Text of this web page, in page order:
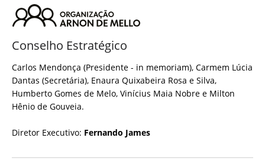
Conselho Estratégico
Carlos Mendonça (Presidente - in memoriam), Carmem Lúcia
Dantas (Secretária), Enaura Quixabeira Rosa e Silva,
Humberto Gomes de Melo, Vinícius Maia Nobre e Milton
Hênio de Gouveia.
Diretor Executivo: Fernando James